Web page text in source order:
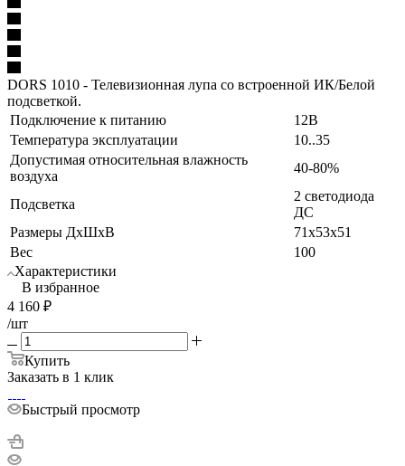
DORS 1010 - Телевизионная лупа со встроенной ИК/Белой
подсветкой.
Подключение к питанию
12В
Температура эксплуатации
10..35
Допустимая относительная влажность
воздуха
40-80%
Подсветка
2 светодиода
ДС
Размеры ДхШхВ
71х53х51
Вес
100
Характеристики
В избранное
4 160 ₽
/шт
Купить
Заказать в 1 клик
Быстрый просмотр